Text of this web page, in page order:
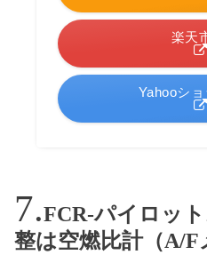
楽天
Yahooシ
FCR-パイロッ
整は空燃比計（A/F